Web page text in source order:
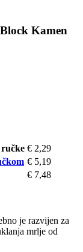
Kamen
ručke € 2,29
€ 5,19
€ 7,48
je razvijen za
mrlje od